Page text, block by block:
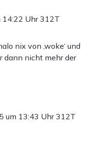
14:22 Uhr312T
nix von ‚woke‘ und
dann nicht mehr der
um 13:43 Uhr312T